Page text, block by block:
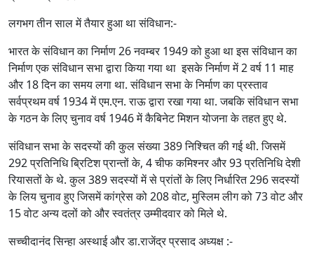
लगभग तीन साल में तैयार हुआ था संविधान:-
भारत के संविधान का निर्माण 26 नवम्बर 1949 को हुआ था इस संविधान का
निर्माण एक संविधान सभा द्वारा किया गया था इसके निर्माण में 2 वर्ष 11 माह
और 18 दिन का समय लगा था. संविधान सभा के निर्माण का प्रस्ताव
सर्वप्रथम वर्ष 1934 में एम.एन. राऊ द्वारा रखा गया था. जबकि संविधान सभा
के गठन के लिए चुनाव वर्ष 1946 में कैबिनेट मिशन योजना के तहत हुए थे.
संविधान सभा के सदस्यों की कुल संख्या 389 निश्चित की गई थी. जिसमें
292 प्रतिनिधि ब्रिटिश प्रान्तों के, 4 चीफ कमिश्नर और 93 प्रतिनिधि देशी
रियासतों के थे. कुल 389 सदस्यों में से प्रांतों के लिए निर्धारित 296 सदस्यों
के लिय चुनाव हुए जिसमें कांग्रेस को 208 वोट, मुस्लिम लीग को 73 वोट और
15 वोट अन्य दलों को और स्वतंत्र उम्‍मीदवार को मिले थे.
सच्चीदानंद सिन्हा अस्थाई और डा.राजेंद्र प्रसाद अध्यक्ष :-